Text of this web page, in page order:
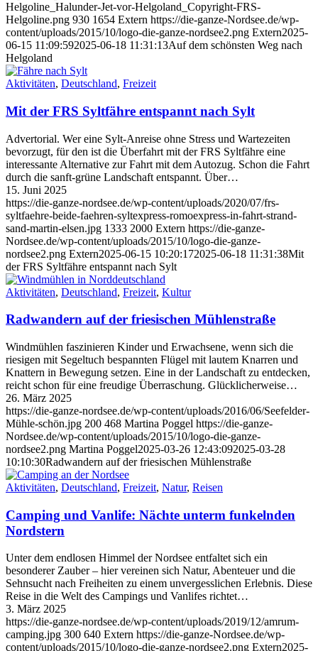
Helgoline_Halunder-Jet-vor-Helgoland_Copyright-FRS-
Helgoline.png 930 1654 Extern https://die-ganze-Nordsee.de/wp-
content/uploads/2015/10/logo-die-ganze-nordsee2.png Extern2025-
06-15 11:09:592025-06-18 11:31:13Auf dem schönsten Weg nach
Helgoland
Aktivitäten, Deutschland, Freizeit
Mit der FRS Syltfähre entspannt nach Sylt
Advertorial. Wer eine Sylt-Anreise ohne Stress und Wartezeiten
bevorzugt, für den ist die Überfahrt mit der FRS Syltfähre eine
interessante Alternative zur Fahrt mit dem Autozug. Schon die Fahrt
durch die sanft-grüne Landschaft entspannt. Über…
15. Juni 2025
https://die-ganze-nordsee.de/wp-content/uploads/2020/07/frs-
syltfaehre-beide-faehren-syltexpress-romoexpress-in-fahrt-strand-
sand-martin-elsen.jpg 1333 2000 Extern https://die-ganze-
Nordsee.de/wp-content/uploads/2015/10/logo-die-ganze-
nordsee2.png Extern2025-06-15 10:20:172025-06-18 11:31:38Mit
der FRS Syltfähre entspannt nach Sylt
Aktivitäten, Deutschland, Freizeit, Kultur
Radwandern auf der friesischen Mühlenstraße
Windmühlen faszinieren Kinder und Erwachsene, wenn sich die
riesigen mit Segeltuch bespannten Flügel mit lautem Knarren und
Knattern in Bewegung setzen. Eine in der Landschaft zu entdecken,
reicht schon für eine freudige Überraschung. Glücklicherweise…
26. März 2025
https://die-ganze-nordsee.de/wp-content/uploads/2016/06/Seefelder-
Mühle-schön.jpg 200 468 Martina Poggel https://die-ganze-
Nordsee.de/wp-content/uploads/2015/10/logo-die-ganze-
nordsee2.png Martina Poggel2025-03-26 12:43:092025-03-28
10:10:30Radwandern auf der friesischen Mühlenstraße
Aktivitäten, Deutschland, Freizeit, Natur, Reisen
Camping und Vanlife: Nächte unterm funkelnden
Nordstern
Unter dem endlosen Himmel der Nordsee entfaltet sich ein
besonderer Zauber – hier vereinen sich Natur, Abenteuer und die
Sehnsucht nach Freiheiten zu einem unvergesslichen Erlebnis. Diese
Reise in die Welt des Campings und Vanlifes richtet…
3. März 2025
https://die-ganze-nordsee.de/wp-content/uploads/2019/12/amrum-
camping.jpg 300 640 Extern https://die-ganze-Nordsee.de/wp-
content/uploads/2015/10/logo-die-ganze-nordsee2.png Extern2025-